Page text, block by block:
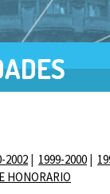
2002 1999-2000
HONORARIO